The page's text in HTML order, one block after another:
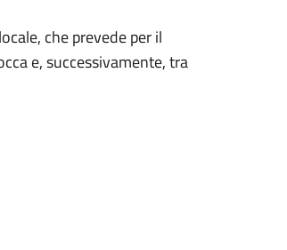
che prevede per il
e, successivamente, tra